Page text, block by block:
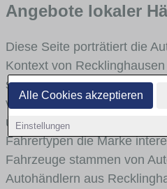
Alle Cookies akzeptieren
Einstellungen
Angebote lokaler
Diese Seite porträtiert die
Kontext von
skizzieren, in welchen
vertreten ist, welche
und Umlandverkehr zu
Fahrertypen die Marke
Fahrzeuge stammen von
Autohändlern aus